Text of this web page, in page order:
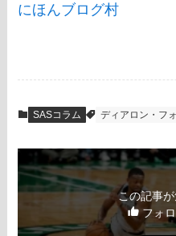
にほんブログ村
SASコラム ディアロン・フ
この記事
フォロ